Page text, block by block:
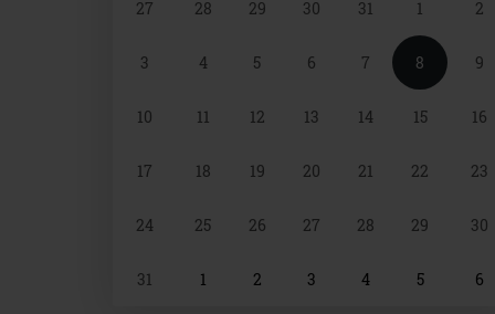
választó
27 28 29 30 31 1 2
3 4 5 6 7 8 9
10 11 12 13 14 15 16
17 18 19 20 21 22 23
24 25 26 27 28 29 30
31 1 2 3 4 5 6